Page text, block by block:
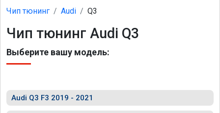
Чип тюнинг Audi Q3
Чип тюнинг Audi Q3
Выберите вашу модель:
Audi Q3 F3 2019 - 2021